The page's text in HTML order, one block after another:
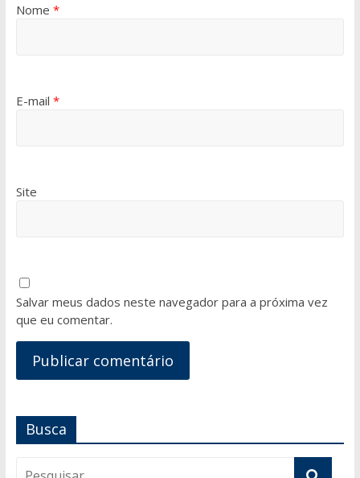
Nome *
E-mail *
Site
Salvar meus dados neste navegador para a próxima vez
que eu comentar.
Busca